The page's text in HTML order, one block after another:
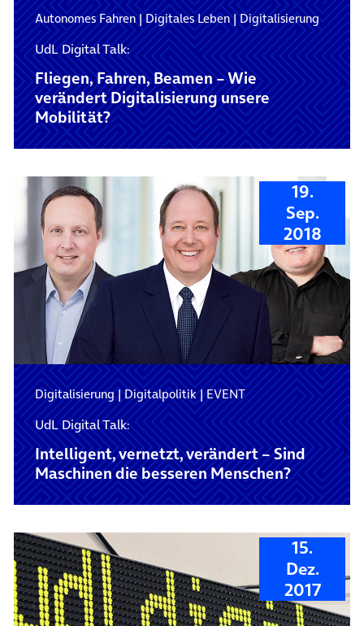
Autonomes Fahren|Digitales Leben|Digitalisierung
UdL Digital Talk:
Fliegen, Fahren, Beamen – Wie
verändert Digitalisierung unsere
Mobilität?
19.
Sep.
2018
Digitalisierung|Digitalpolitik|EVENT
UdL Digital Talk:
Intelligent, vernetzt, verändert – Sind
Maschinen die besseren Menschen?
15.
Dez.
2017